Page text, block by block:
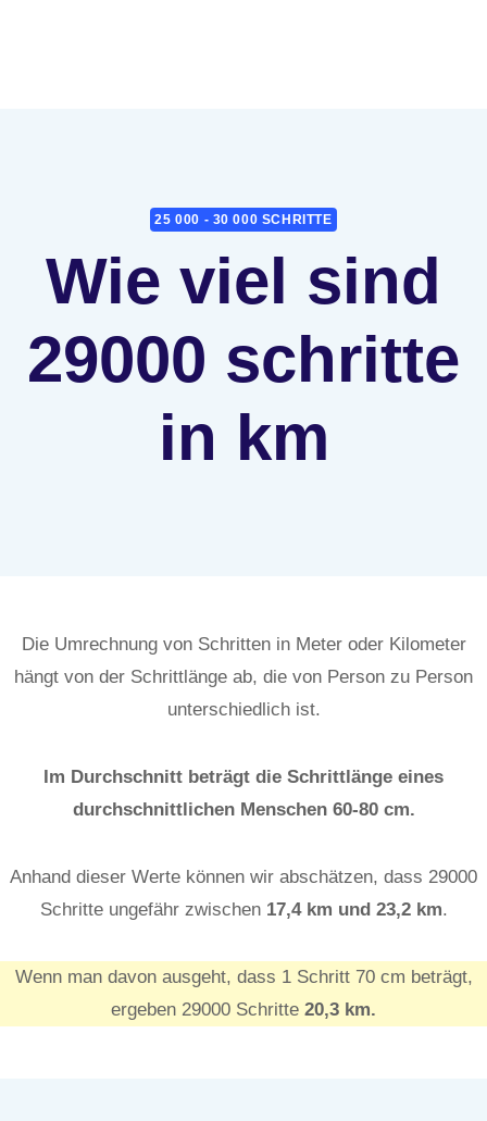
25 000 - 30 000 SCHRITTE
Wie viel sind
29000 schritte
in km
Die Umrechnung von Schritten in Meter oder Kilometer
hängt von der Schrittlänge ab, die von Person zu Person
unterschiedlich ist.
Im Durchschnitt beträgt die Schrittlänge eines
durchschnittlichen Menschen 60-80 cm.
Anhand dieser Werte können wir abschätzen, dass 29000
Schritte ungefähr zwischen 17,4 km und 23,2 km.
Wenn man davon ausgeht, dass 1 Schritt 70 cm beträgt,
ergeben 29000 Schritte 20,3 km.